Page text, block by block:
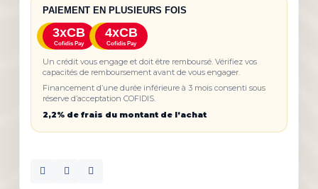
PAIEMENT EN PLUSIEURS FOIS
3xCB
Cofidis Pay
4xCB
Cofidis Pay
Un crédit vous engage et doit être remboursé. Vérifiez vos
capacités de remboursement avant de vous engager.
Financement d’une durée inférieure à 3 mois consenti sous
réserve d’acceptation COFIDIS.
2,2% de frais du montant de l’achat